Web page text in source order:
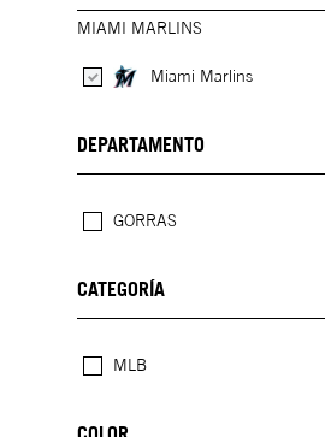
MIAMI MARLINS
Miami Marlins
DEPARTAMENTO
GORRAS
CATEGORÍA
MLB